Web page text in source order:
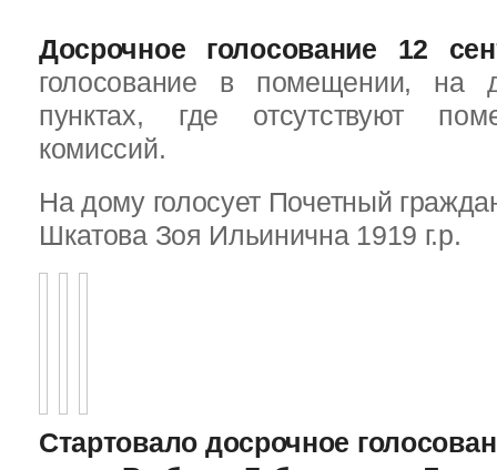
Досрочное голосование 12
голосование в помещении, на
пунктах, где отсутствуют
комиссий.
На дому голосует Почетный
Шкатова Зоя Ильинична 1919 г.р.
Стартовало досрочное